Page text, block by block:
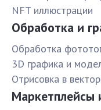
NFT иллюстрации
Обработка и
Обработка
3D графика и
Отрисовка в
Маркетплейсы